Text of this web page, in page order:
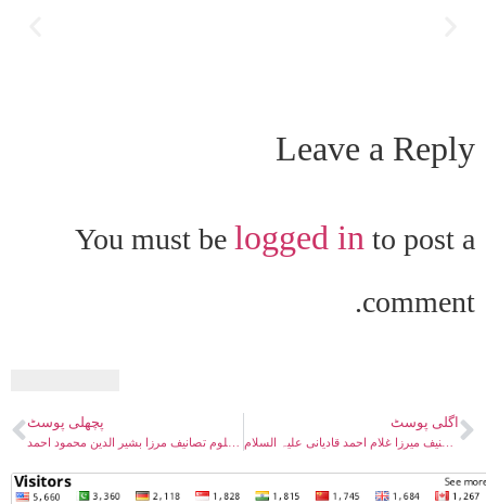
Leave a Reply
You must be logged in to post a
comment.
پچھلی پوسٹ اگلی پوسٹ
نسیم دعوت تصنیف میرزا غلام احمد قادیانی علیہ السلام